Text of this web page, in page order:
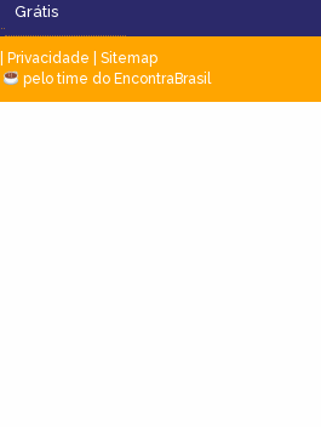
Grátis
Privacidade
Sitemap
pelo time do EncontraBrasil